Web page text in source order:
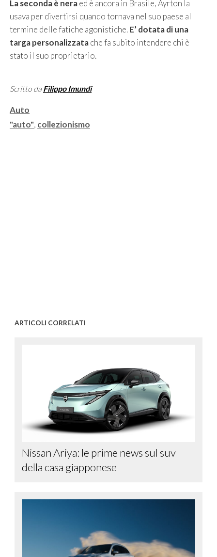
La seconda è neraed è ancora in Brasile, Ayrton la
usava per divertirsi quando tornava nel suo paese al
termine delle fatiche agonistiche.E’ dotata di una
targa personalizzatache fa subito intendere chi è
stato il suo proprietario.
Scritto da Filippo Imundi
Categorie
Auto
Tag
"auto", collezionismo
ARTICOLI CORRELATI
Nissan Ariya: le prime news sul suv
della casa giapponese